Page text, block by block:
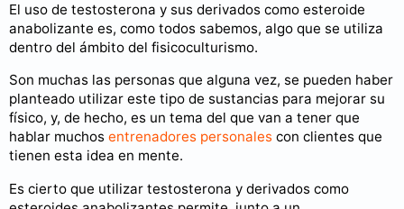
El uso de testosterona y sus derivados como esteroide
anabolizante es, como todos sabemos, algo que se utiliza
dentro del ámbito del fisicoculturismo.
Son muchas las personas que alguna vez, se pueden haber
planteado utilizar este tipo de sustancias para mejorar su
físico, y, de hecho, es un tema del que van a tener que
hablar muchos entrenadores personales con clientes que
tienen esta idea en mente.
Es cierto que utilizar testosterona y derivados como